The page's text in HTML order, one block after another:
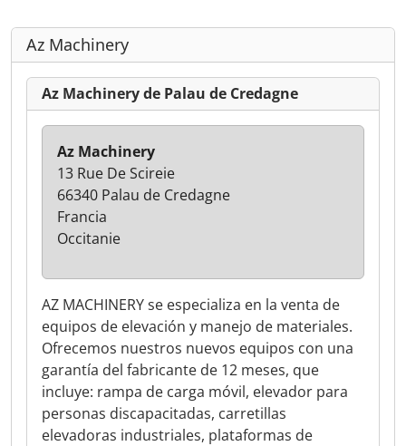
Az Machinery
Az Machinery de Palau de Credagne
AZ MACHINERY se especializa en la venta de
equipos de elevación y manejo de materiales.
Ofrecemos nuestros nuevos equipos con una
garantía del fabricante de 12 meses, que
incluye: rampa de carga móvil, elevador para
personas discapacitadas, carretillas
elevadoras industriales, plataformas de
Az Machinery
13 Rue De Scireie
66340 Palau de Credagne
Francia
Occitanie